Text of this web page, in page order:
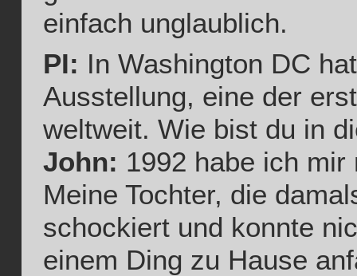
einfach unglaublich.
PI: In Washington DC
Ausstellung, eine der
weltweit. Wie bist du in
John: 1992 habe ich
Meine Tochter, die
schockiert und konnte
einem Ding zu Hause